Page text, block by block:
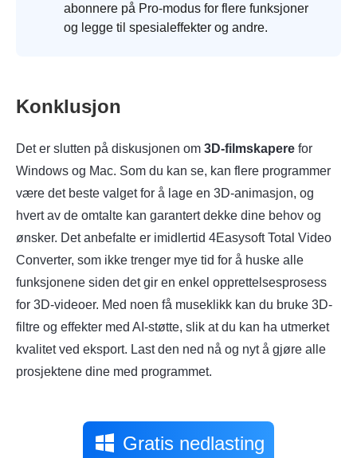
abonnere på Pro-modus for flere funksjoner
og legge til spesialeffekter og andre.
Konklusjon
Det er slutten på diskusjonen om 3D-filmskapere for
Windows og Mac. Som du kan se, kan flere programmer
være det beste valget for å lage en 3D-animasjon, og
hvert av de omtalte kan garantert dekke dine behov og
ønsker. Det anbefalte er imidlertid 4Easysoft Total Video
Converter, som ikke trenger mye tid for å huske alle
funksjonene siden det gir en enkel opprettelsesprosess
for 3D-videoer. Med noen få museklikk kan du bruke 3D-
filtre og effekter med AI-støtte, slik at du kan ha utmerket
kvalitet ved eksport. Last den ned nå og nyt å gjøre alle
prosjektene dine med programmet.
Gratis nedlasting